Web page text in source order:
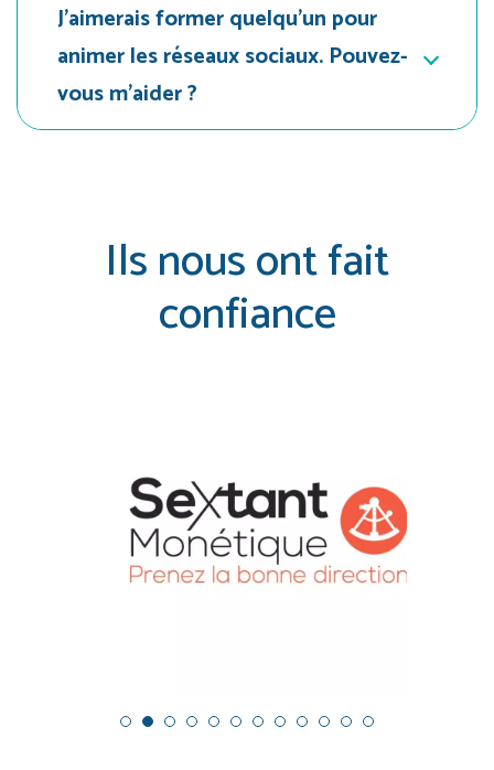
J'aimerais former quelqu'un pour
animer les réseaux sociaux. Pouvez-
vous m'aider ?
Ils nous ont fait
confiance